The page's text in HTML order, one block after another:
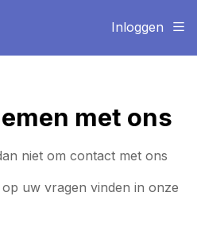
Inloggen
met ons
niet om contact met ons
uw vragen vinden in onze